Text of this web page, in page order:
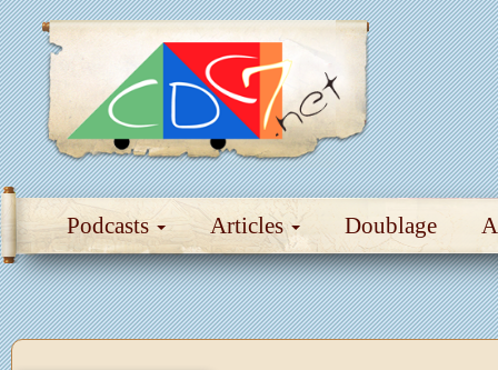
Podcasts Articles Doublage